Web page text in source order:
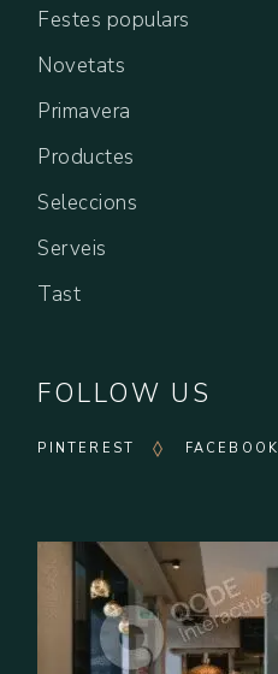
Festes populars
Novetats
Primavera
Productes
Seleccions
Serveis
Tast
FOLLOW US
PINTEREST FACEBOOK